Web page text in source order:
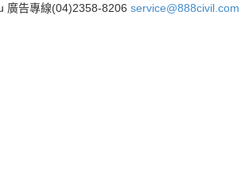
廣告專線(04)2358-8206 service@888civil.com